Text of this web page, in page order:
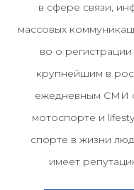
в сфере связи,
массовых
во о
крупнейшим в
ежедневным СМИ
мотоспорте и
спорте в жизни
имеет